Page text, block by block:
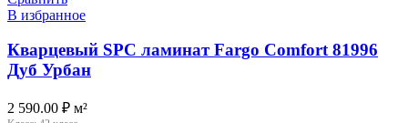
В избранное
Кварцевый SPC ламинат Fargo Comfort 81996
Дуб Урбан
2 590.00 ₽ м²